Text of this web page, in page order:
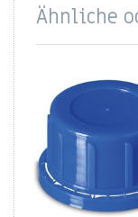
Ähnliche